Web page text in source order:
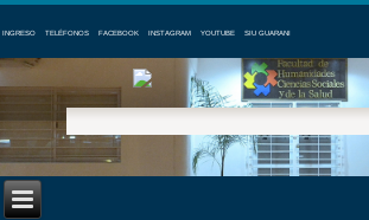
INGRESO TELÉFONOS FACEBOOK INSTAGRAM YOUTUBE SIU GUARANI